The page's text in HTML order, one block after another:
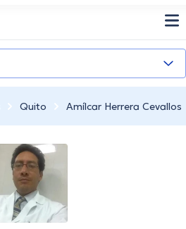
Quito Amílcar Herrera Cevallos